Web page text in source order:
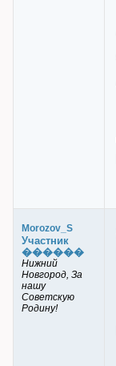
Morozov_S
Участник
������
Нижний
Новгород, За
нашу
Советскую
Родину!